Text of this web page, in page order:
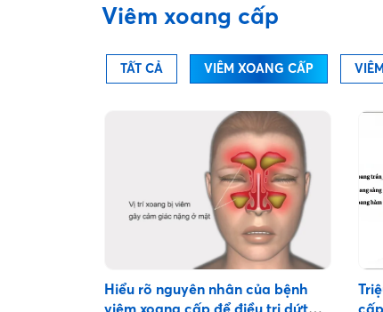
Viêm xoang cấp
TẤT CẢ VIÊM XOANG CẤP
Hiểu rõ nguyên nhân của bệnh
viêm xoang cấp để điều trị dứt